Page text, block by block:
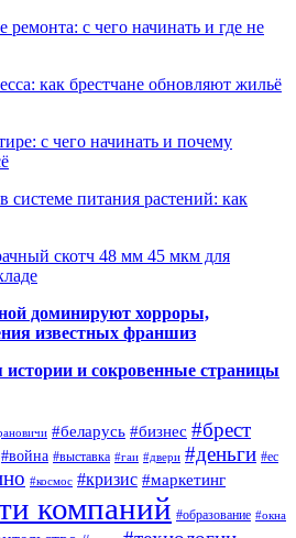
ремонта: с чего начинать и где не
как брестчане обновляют жильё
с чего начинать и почему
системе питания растений: как
скотч 48 мм 45 мкм для
доминируют хорроры,
известных франшиз
и сокровенные страницы
#беларусь #бизнес #брест
#война #выставка #гаи #двери #деньги #ес
#космос #кризис #маркетинг
компаний #образование #окна